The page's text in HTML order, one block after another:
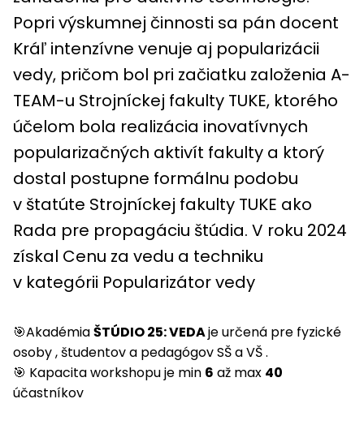
Popri výskumnej činnosti sa pán docent
Kráľ intenzívne venuje aj popularizácii
vedy, pričom bol pri začiatku založenia A-
TEAM-u Strojníckej fakulty TUKE, ktorého
účelom bola realizácia inovatívnych
popularizačných aktivít fakulty a ktorý
dostal postupne formálnu podobu
v štatúte Strojníckej fakulty TUKE ako
Rada pre propagáciu štúdia. V roku 2024
získal Cenu za vedu a techniku
v kategórii Popularizátor vedy
🎯AkadémiaŠTÚDIO 25: VEDAje určená pre fyzické
osoby , študentov a pedagógov SŠ a VŠ .
🎯 Kapacita workshopu je min 6 až max 40
účastníkov